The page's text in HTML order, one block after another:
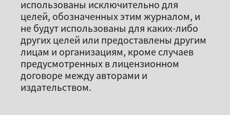
использованы исключительно для
целей, обозначенных этим журналом, и
не будут использованы для каких-либо
других целей или предоставлены другим
лицам и организациям, кроме случаев
предусмотренных в лицензионном
договоре между авторами и
издательством.